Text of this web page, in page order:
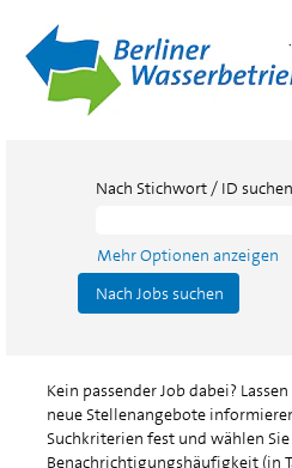
Nach Stichwort / ID suchen
Mehr Optionen anzeigen
Kein passender Job dabei?
neue Stellenangebote
Suchkriterien fest und wählen
Benachrichtigungshäufigkeit (in